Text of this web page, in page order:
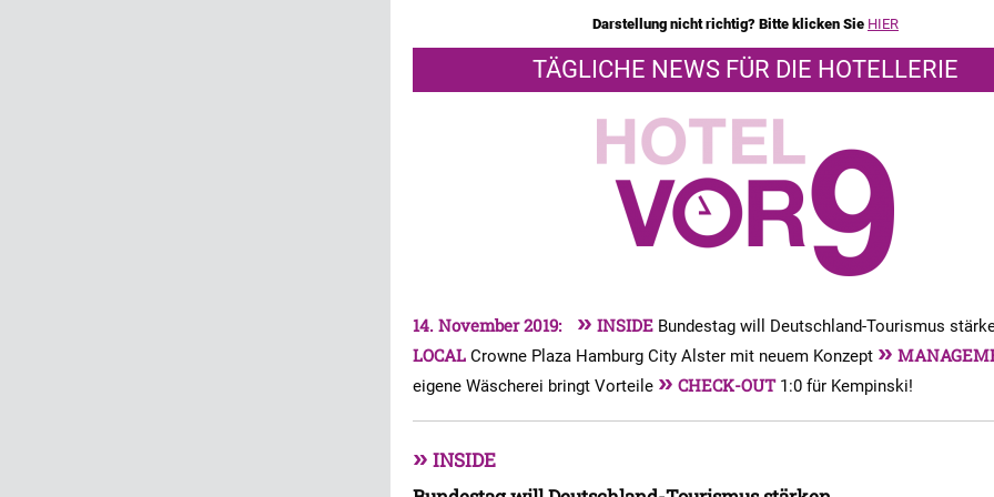
Darstellung nicht richtig? Bitte klicken Sie HIER
TÄGLICHE NEWS FÜR DIE HOTELLERIE
14. November 2019: » INSIDE Bundestag will Deutschland-Tourismus
LOCAL Crowne Plaza Hamburg City Alster mit neuem Konzept »
eigene Wäscherei bringt Vorteile » CHECK-OUT 1:0 für Kempinski!
» INSIDE